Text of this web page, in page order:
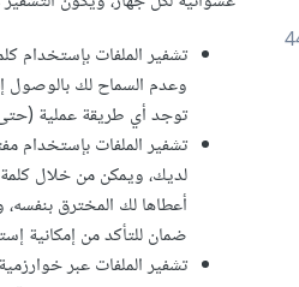
تشفير الملفات بإستخدام
وعدم السماح لك بالوصول
توجد أي طريقة عملية
تشفير الملفات بإستخدام
لديك، ويمكن من خلال كلمة
أعطاها لك المخترق بنفسه،
ضمان للتأكد من إمكانية
تشفير الملفات عبر